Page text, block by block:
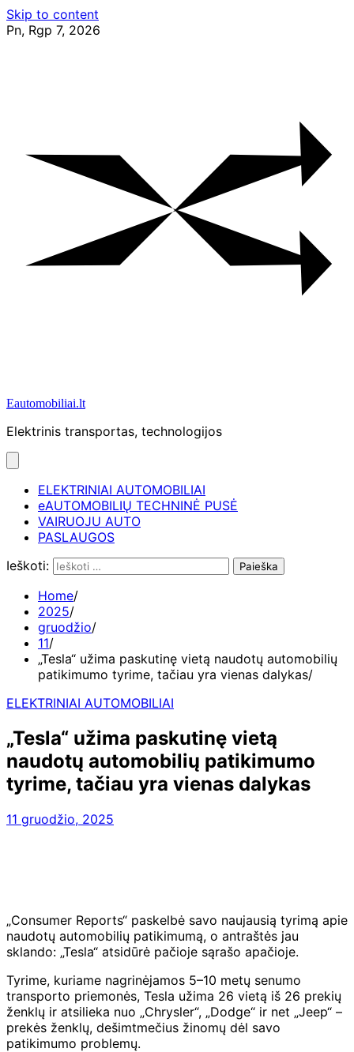
Skip to content
Pn, Rgp 7, 2026
Eautomobiliai.lt
Elektrinis transportas, technologijos
ELEKTRINIAI AUTOMOBILIAI
eAUTOMOBILIŲ TECHNINĖ PUSĖ
VAIRUOJU AUTO
PASLAUGOS
Ieškoti:
Home
2025
gruodžio
11
„Tesla“ užima paskutinę vietą naudotų automobilių
patikimumo tyrime, tačiau yra vienas dalykas
ELEKTRINIAI AUTOMOBILIAI
„Tesla“ užima paskutinę vietą
naudotų automobilių patikimumo
tyrime, tačiau yra vienas dalykas
11 gruodžio, 2025
„Consumer Reports“ paskelbė savo naujausią tyrimą apie
naudotų automobilių patikimumą, o antraštės jau
sklando: „Tesla“ atsidūrė pačioje sąrašo apačioje.
Tyrime, kuriame nagrinėjamos 5–10 metų senumo
transporto priemonės, Tesla užima 26 vietą iš 26 prekių
ženklų ir atsilieka nuo „Chrysler“, „Dodge“ ir net „Jeep“ –
prekės ženklų, dešimtmečius žinomų dėl savo
patikimumo problemų.